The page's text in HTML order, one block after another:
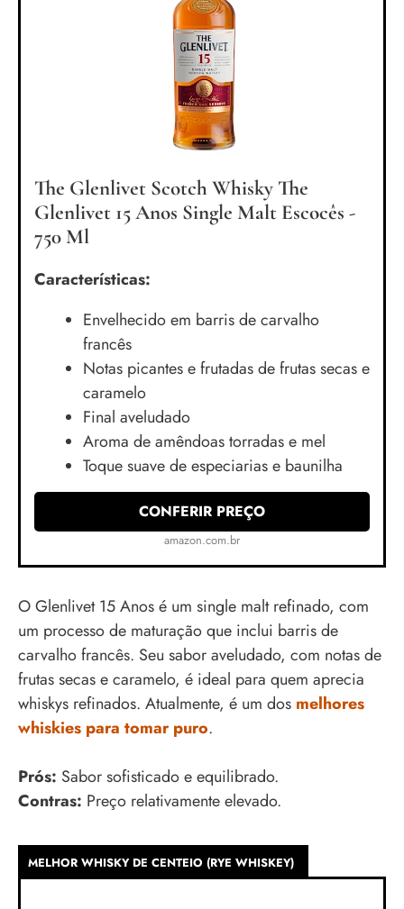
The Glenlivet Scotch Whisky The
Glenlivet 15 Anos Single Malt Escocês -
750 Ml
Características:
Envelhecido em barris de carvalho
francês
Notas picantes e frutadas de frutas secas e
caramelo
Final aveludado
Aroma de amêndoas torradas e mel
Toque suave de especiarias e baunilha
CONFERIR PREÇO
amazon.com.br
O Glenlivet 15 Anos é um single malt refinado, com
um processo de maturação que inclui barris de
carvalho francês. Seu sabor aveludado, com notas de
frutas secas e caramelo, é ideal para quem aprecia
whiskys refinados. Atualmente, é um dos melhores
whiskies para tomar puro.
Prós: Sabor sofisticado e equilibrado.
Contras: Preço relativamente elevado.
MELHOR WHISKY DE CENTEIO (RYE WHISKEY)